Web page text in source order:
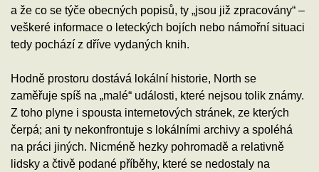
a že co se týče obecných popisů, ty „jsou již zpracovány“ –
veškeré informace o leteckých bojích nebo námořní situaci
tedy pochází z dříve vydaných knih.
Hodně prostoru dostává lokální historie, North se
zaměřuje spíš na „malé“ události, které nejsou tolik známy.
Z toho plyne i spousta internetových stránek, ze kterých
čerpá; ani ty nekonfrontuje s lokálními archivy a spoléhá
na práci jiných. Nicméně hezky pohromadě a relativně
lidsky a čtivě podané příběhy, které se nedostaly na